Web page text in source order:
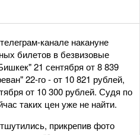
канале накануне
билетов в безвизовые
21 сентября от 8 839
22-го - от 10 821 рублей,
от 10 300 рублей. Судя по
таких цен уже не найти.
прикрепив фото